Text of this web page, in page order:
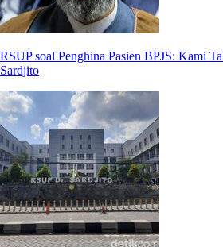
RSUP soal Penghina Pasien BPJS: Kami
Sardjito